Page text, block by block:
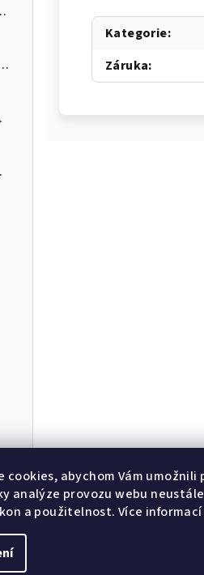
cookies, abychom Vám
analýze provozu webu
a použitelnost. Více informací
s plnitelnou základnou
pro upevnění plastového řetězu
Kategorie:
Záruka: